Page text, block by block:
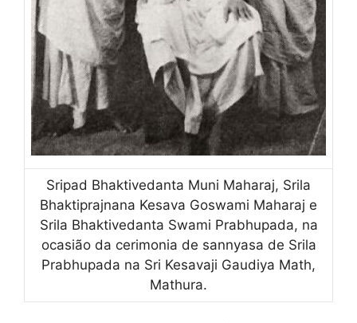
Sripad Bhaktivedanta Muni Maharaj, Srila
Bhaktiprajnana Kesava Goswami Maharaj e
Srila Bhaktivedanta Swami Prabhupada, na
ocasião da cerimonia de sannyasa de Srila
Prabhupada na Sri Kesavaji Gaudiya Math,
Mathura.